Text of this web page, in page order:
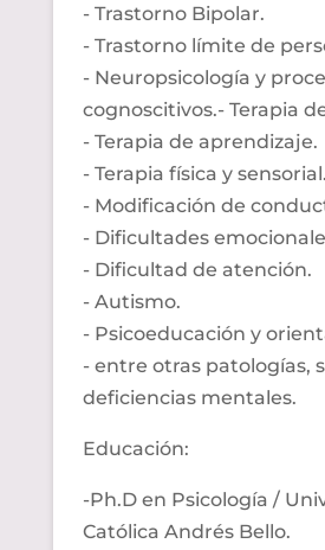
- Trastorno Bipolar.
- Trastorno límite de
- Neuropsicología y
cognoscitivos.- Terapia
- Terapia de aprendizaje.
- Terapia física y sensorial.
- Modificación de
- Dificultades
- Dificultad de atención.
- Autismo.
- Psicoeducación y
- entre otras patologías,
deficiencias mentales.
Educación:
-Ph.D en Psicología /
Católica Andrés Bello.